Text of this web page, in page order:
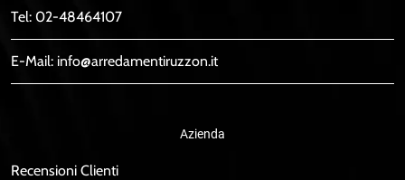
Tel: 02-48464107
E-Mail: info@arredamentiruzzon.it
Azienda
Recensioni Clienti